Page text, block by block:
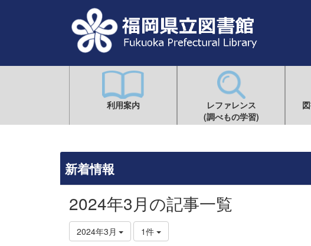
利用案内
レファレンス
(調べもの学習)
新着情報
2024年3月の記事一覧
2024年3月 1件